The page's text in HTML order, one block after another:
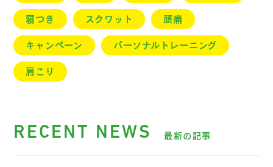
寝つき
スクワット
頭痛
キャンペーン
パーソナルトレーニング
肩こり
RECENT NEWS 最新の記事